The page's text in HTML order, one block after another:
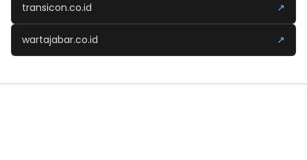
transicon.co.id ↗
wartajabar.co.id ↗